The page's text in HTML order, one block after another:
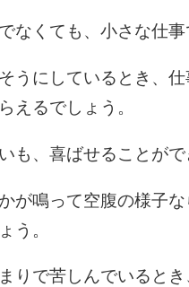
なくても、小さな仕事
うにしているとき、
えるでしょう。
も、喜ばせることがで
が鳴って空腹の様子
う。
りで苦しんでいると